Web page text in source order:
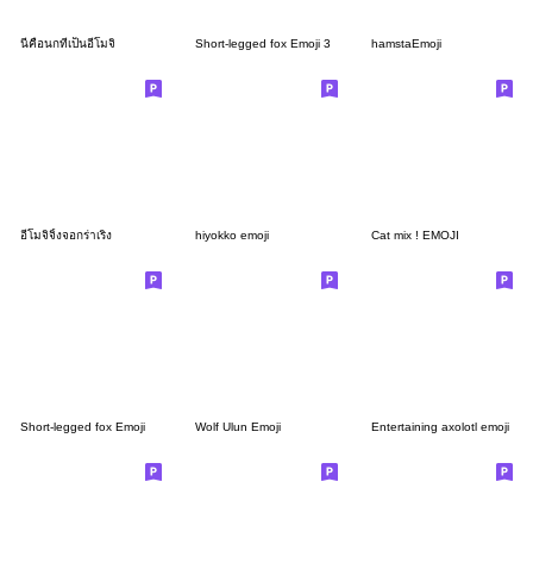
นี่คือนกที่เป็นอีโมจิ Short-legged fox Emoji 3 hamstaEmoji
อีโมจิจิ้งจอกร่าเริง hiyokko emoji Cat mix ! EMOJI
Short-legged fox Emoji Wolf Ulun Emoji Entertaining axolotl emoji